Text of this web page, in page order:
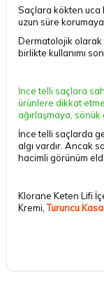
Saçlara kökten uca
uzun süre korumaya
Dermatolojik olarak
birlikte kullanımı
İnce telli saçlara
ürünlere dikkat
ağırlaşmaya,
İnce telli saçlarda
algı vardır. Ancak
hacimli görünüm
Klorane Keten Lifi
Kremi,Turuncu